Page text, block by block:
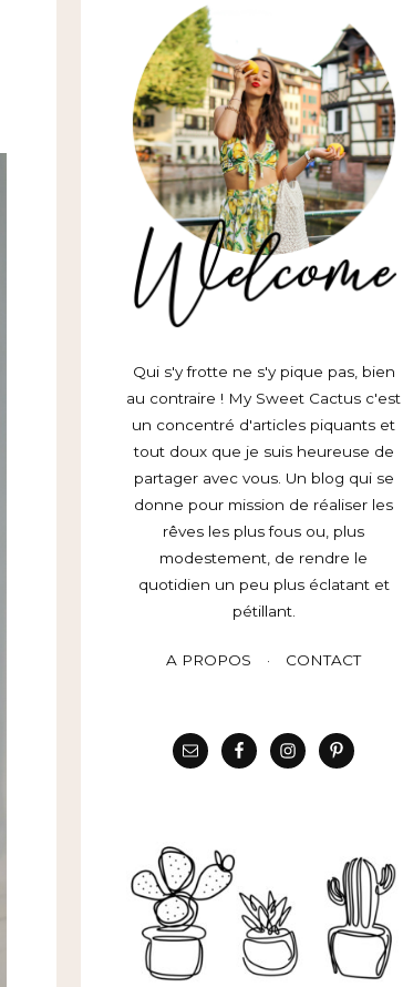
Qui s'y frotte ne s'y pique pas, bien
au contraire ! My Sweet Cactus c'est
un concentré d'articles piquants et
tout doux que je suis heureuse de
partager avec vous. Un blog qui se
donne pour mission de réaliser les
rêves les plus fous ou, plus
modestement, de rendre le
quotidien un peu plus éclatant et
pétillant.
A PROPOS CONTACT